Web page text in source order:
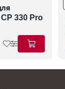
330 Pro